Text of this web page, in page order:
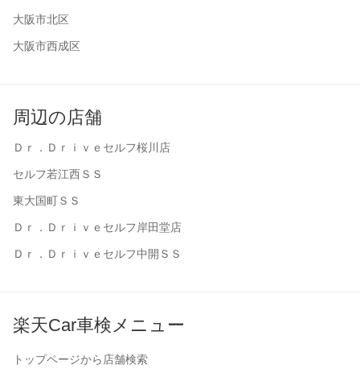
大阪市北区
大阪市西成区
周辺の店舗
Ｄｒ．Ｄｒｉｖｅセルフ桜川店
セルフ若江西ＳＳ
東大国町ＳＳ
Ｄｒ．Ｄｒｉｖｅセルフ岸田堂店
Ｄｒ．Ｄｒｉｖｅセルフ中開ＳＳ
楽天Car車検メニュー
トップページから店舗検索